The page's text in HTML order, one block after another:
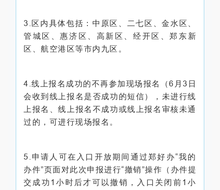
3.区内具体包括：中原区、二七区、金水区、
管城区、惠济区、高新区、经开区、郑东新
区、航空港区等市内九区。
4.线上报名成功的不再参加现场报名（6月3日
会收到线上报名是否成功的短信），未进行线
上报名、线上报名不成功或线上报名审核未通
过的，可进行现场报名。
5.申请人可在入口开放期间通过郑好办“我的
办件”页面对此次申报进行“撤销”操作（办件提
交成功1小时后才可以撤销，入口关闭前1小